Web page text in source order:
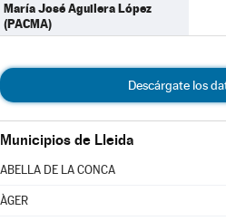
María José Aguilera López
(PACMA)
Descárgate los
Municipios de Lleida
ABELLA DE LA CONCA
ÀGER